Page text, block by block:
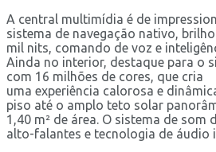
A central multimídia é de
sistema de navegação nativo,
mil nits, comando de voz e
Ainda no interior, destaque para o
com 16 milhões de cores, que cria
uma experiência calorosa e
piso até o amplo teto solar
1,40 m² de área. O sistema de som
alto-falantes e tecnologia de áudio